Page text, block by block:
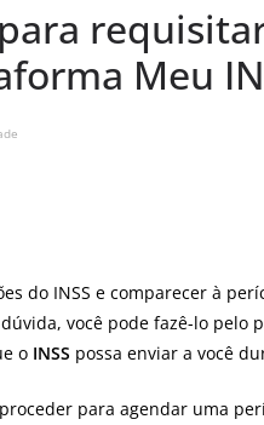
Meu
do INSS e comparecer à
você pode fazê-lo pelo
o INSS possa enviar a você
para agendar uma